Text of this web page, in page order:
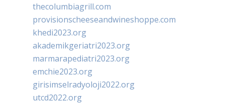
thecolumbiagrill.com
provisionscheeseandwineshoppe.com
khedi2023.org
akademikgeriatri2023.org
marmarapediatri2023.org
emchie2023.org
girisimselradyoloji2022.org
utcd2022.org